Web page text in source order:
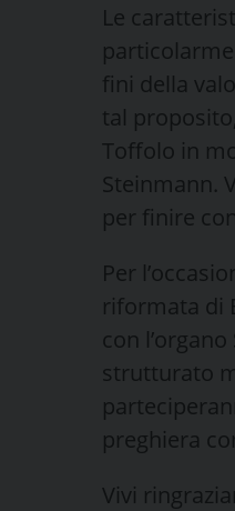
Le
fini della
tal
Toffolo in
Steinmann.
per finire
Per
riformata di
con
strutturato
preghiera
Vivi